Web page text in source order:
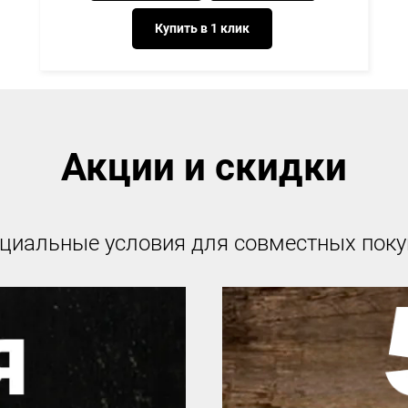
Купить в 1 клик
Акции и скидки
условия для совместных